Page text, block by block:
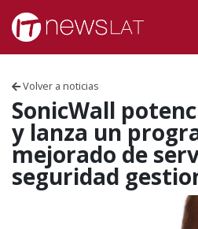
Skip to content
Volver a noticias
SonicWall
y lanza un
mejorado de
seguridad PERÚ
CHILE